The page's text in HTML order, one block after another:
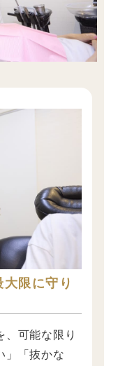
限に守り
、可能な限り
」「抜かな